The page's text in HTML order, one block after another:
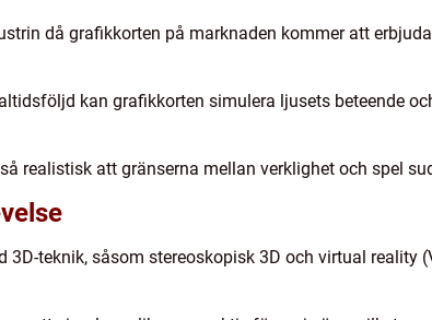
då grafikkorten på marknaden kommer att
kan grafikkorten simulera ljusets beteende
realistisk att gränserna mellan verklighet och spel
teknik, såsom stereoskopisk 3D och virtual reality